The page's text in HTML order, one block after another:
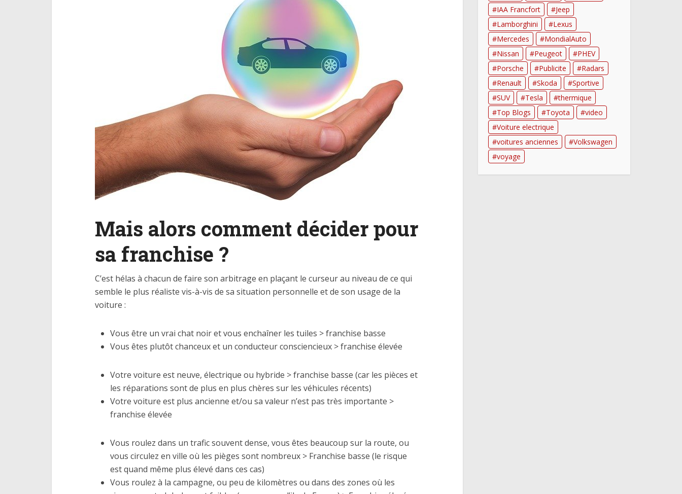
Mais alors comment décider pour
sa franchise ?
C’est hélas à chacun de faire son arbitrage en plaçant le curseur au niveau de ce qui
semble le plus réaliste vis-à-vis de sa situation personnelle et de son usage de la
voiture :
Vous être un vrai chat noir et vous enchaîner les tuiles > franchise basse
Vous êtes plutôt chanceux et un conducteur consciencieux > franchise élevée
Votre voiture est neuve, électrique ou hybride > franchise basse (car les pièces et
les réparations sont de plus en plus chères sur les véhicules récents)
Votre voiture est plus ancienne et/ou sa valeur n’est pas très importante >
franchise élevée
Vous roulez dans un trafic souvent dense, vous êtes beaucoup sur la route, ou
vous circulez en ville où les pièges sont nombreux > Franchise basse (le risque
est quand même plus élevé dans ces cas)
Vous roulez à la campagne, ou peu de kilomètres ou dans des zones où les
IAA Francfort
Jeep
Lamborghini
Lexus
Mercedes
MondialAuto
Nissan
Peugeot
PHEV
Porsche
Publicite
Radars
Renault
Skoda
Sportive
SUV
Tesla
thermique
Top Blogs
Toyota
video
Voiture electrique
voitures anciennes
Volkswagen
voyage